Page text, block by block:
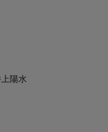
陽水